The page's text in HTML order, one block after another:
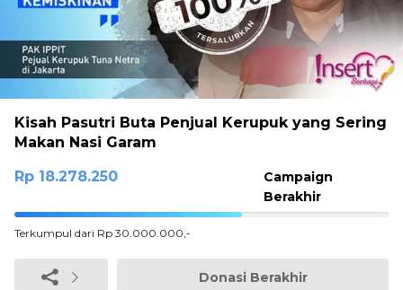
Kisah Pasutri Buta Penjual Kerupuk yang Sering
Makan Nasi Garam
Rp 18.278.250
Campaign
Berakhir
60.9275%
Complete
Terkumpul dari Rp 30.000.000,-
Donasi Berakhir